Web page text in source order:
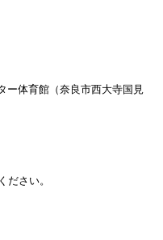
ー体育館（奈良市西大寺国見
ださい。